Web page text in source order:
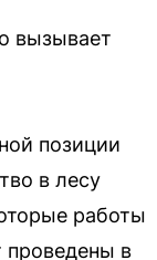
вызывает
позиции
в лесу
работы
проведены в